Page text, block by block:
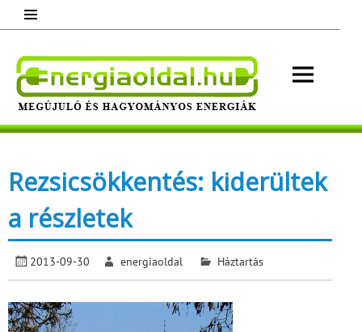
content
Megújuló és hagyományos energiák.
Rezsicsökkentés: kiderültek
a részletek
2013-09-30 energiaoldal Háztartás